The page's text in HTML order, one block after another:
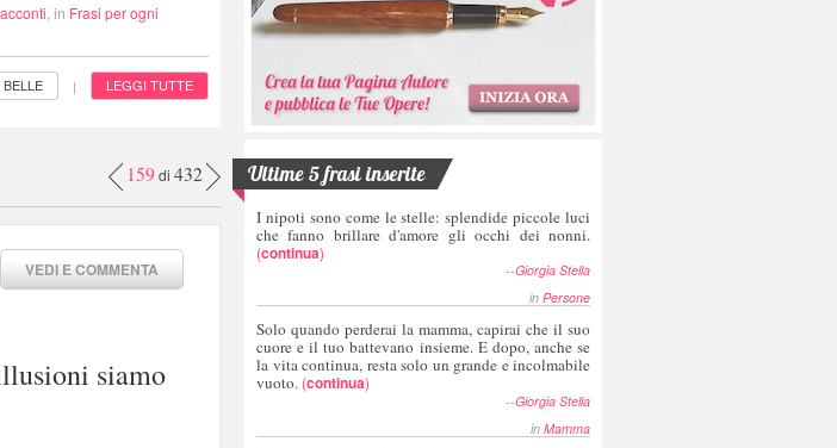
, in Frasi per ogni
| LEGGI TUTTE
159 di 432
VEDI E COMMENTA
siamo
Ultime 5 frasi inserite
I nipoti sono come le stelle: splendide piccole luci
che fanno brillare d'amore gli occhi dei nonni.
(continua)
--Giorgia Stella
in Persone
Solo quando perderai la mamma, capirai che il suo
cuore e il tuo battevano insieme. E dopo, anche se
la vita continua, resta solo un grande e incolmabile
vuoto. (continua)
--Giorgia Stella
in Mamma